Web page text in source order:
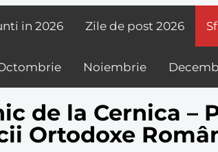
in 2026 Zile de post 2026
Noiembrie
de la Cernica
Ortodoxe